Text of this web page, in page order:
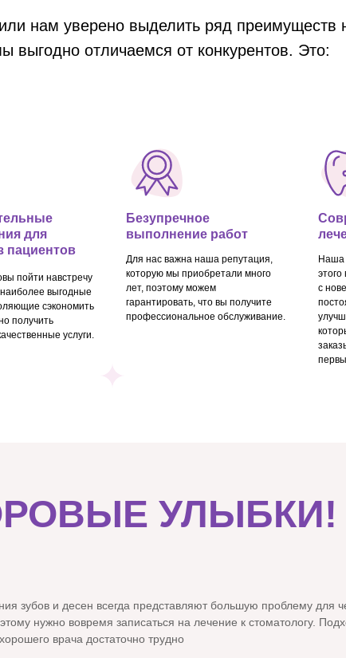
нам уверено выделить ряд преимуществ
выгодно отличаемся от конкурентов. Это:
Наша
с
Для нас важна наша репутация,
которую мы приобретали много
лет, поэтому можем
гарантировать, что вы получите
профессиональное обслуживание.
Безупречное
выполнение работ
пойти навстречу
выгодные
сэкономить
получить
услуги.
для
пациентов
УЛЫБКИ!
зубов и десен всегда представляют большую проблему для
нужно вовремя записаться на лечение к стоматологу.
врача достаточно трудно